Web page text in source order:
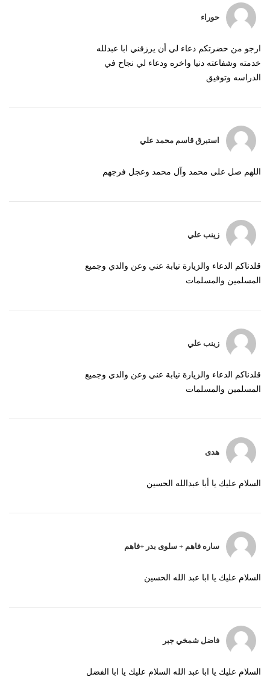
حوراء
ارجو من حضرتكم دعاء لي أن يرزقني ابا عبدلله
خدمته وشفاعته دنيا واخره ودعاء لي نجاح في
الدراسه وتوفيق
استبرق قاسم محمد علي
اللهم صل على محمد وآل محمد وعجل فرجهم
زينب علي
قلدناكم الدعاء والزيارة نيابة عني وعن والدي وجميع
المسلمين والمسلمات
زينب علي
قلدناكم الدعاء والزيارة نيابة عني وعن والدي وجميع
المسلمين والمسلمات
هدى
السلام عليك يا أبا عبدالله الحسين
ساره فاهم + سلوى بدر +فاهم
السلام عليك يا ابا عبد الله الحسين
فاضل شمخي جبر
السلام عليك يا ابا عبد الله السلام عليك يا ابا الفضل